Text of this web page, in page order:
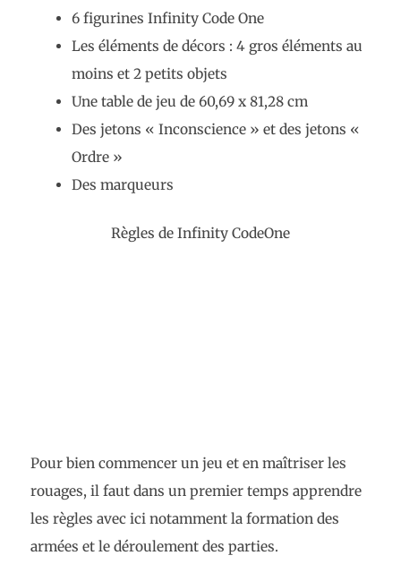
6 figurines Infinity Code One
Les éléments de décors : 4 gros éléments au
moins et 2 petits objets
Une table de jeu de 60,69 x 81,28 cm
Des jetons « Inconscience » et des jetons «
Ordre »
Des marqueurs
Règles de Infinity CodeOne
Pour bien commencer un jeu et en maîtriser les
rouages, il faut dans un premier temps apprendre
les règles avec ici notamment la formation des
armées et le déroulement des parties.